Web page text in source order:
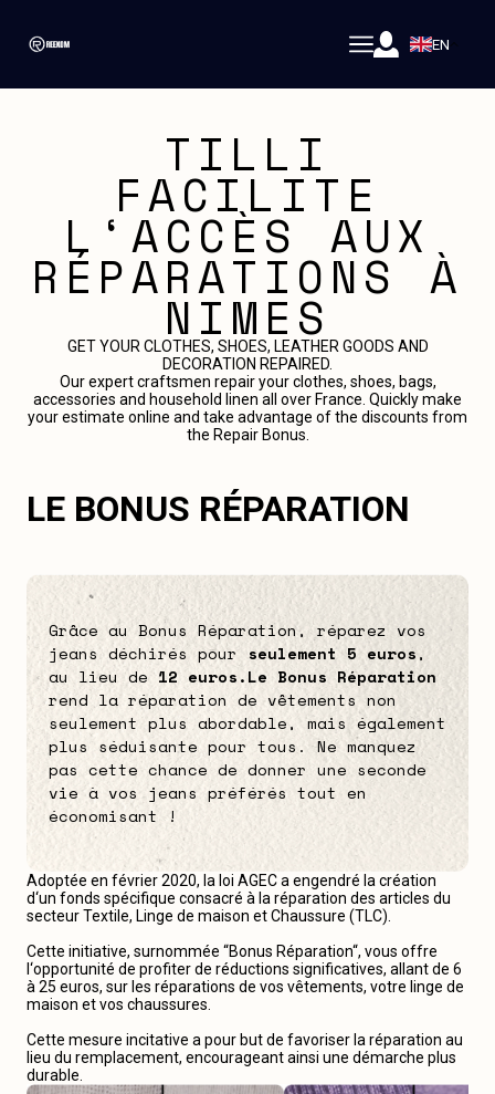
EN
TILLI
FACILITE
L‘ACCÈS AUX
RÉPARATIONS À
NIMES
GET YOUR CLOTHES, SHOES, LEATHER GOODS AND
DECORATION REPAIRED.
Our expert craftsmen repair your clothes, shoes, bags,
accessories and household linen all over France. Quickly make
your estimate online and take advantage of the discounts from
the Repair Bonus.
LE BONUS RÉPARATION
Adoptée en février 2020, la loi AGEC a engendré la création
d‘un fonds spécifique consacré à la réparation des articles du
secteur Textile, Linge de maison et Chaussure (TLC).
Cette initiative, surnommée “Bonus Réparation“, vous offre
l‘opportunité de profiter de réductions significatives, allant de 6
à 25 euros, sur les réparations de vos vêtements, votre linge de
maison et vos chaussures.
Cette mesure incitative a pour but de favoriser la réparation au
lieu du remplacement, encourageant ainsi une démarche plus
durable.
Grâce au Bonus Réparation, réparez vos
jeans déchirés pour seulement 5 euros,
au lieu de 12 euros.Le Bonus Réparation
rend la réparation de vêtements non
seulement plus abordable, mais également
plus séduisante pour tous. Ne manquez
pas cette chance de donner une seconde
vie à vos jeans préférés tout en
économisant !